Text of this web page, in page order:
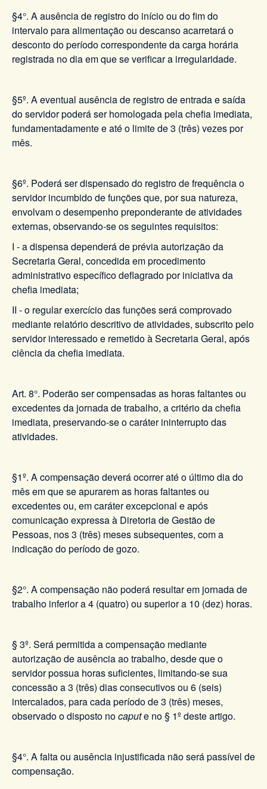
§4°. A ausência de registro do início ou do fim do
intervalo para alimentação ou descanso acarretará o
desconto do período correspondente da carga horária
registrada no dia em que se verificar a irregularidade.
§5º. A eventual ausência de registro de entrada e saída
do servidor poderá ser homologada pela chefia imediata,
fundamentadamente e até o limite de 3 (três) vezes por
mês.
§6º. Poderá ser dispensado do registro de frequência o
servidor incumbido de funções que, por sua natureza,
envolvam o desempenho preponderante de atividades
externas, observando-se os seguintes requisitos:
I - a dispensa dependerá de prévia autorização da
Secretaria Geral, concedida em procedimento
administrativo específico deflagrado por iniciativa da
chefia imediata;
II - o regular exercício das funções será comprovado
mediante relatório descritivo de atividades, subscrito pelo
servidor interessado e remetido à Secretaria Geral, após
ciência da chefia imediata.
Art. 8°. Poderão ser compensadas as horas faltantes ou
excedentes da jornada de trabalho, a critério da chefia
imediata, preservando-se o caráter ininterrupto das
atividades.
§1º. A compensação deverá ocorrer até o último dia do
mês em que se apurarem as horas faltantes ou
excedentes ou, em caráter excepcional e após
comunicação expressa à Diretoria de Gestão de
Pessoas, nos 3 (três) meses subsequentes, com a
indicação do período de gozo.
§2°. A compensação não poderá resultar em jornada de
trabalho inferior a 4 (quatro) ou superior a 10 (dez) horas.
§ 3º. Será permitida a compensação mediante
autorização de ausência ao trabalho, desde que o
servidor possua horas suficientes, limitando-se sua
concessão a 3 (três) dias consecutivos ou 6 (seis)
intercalados, para cada período de 3 (três) meses,
observado o disposto nocapute no § 1º deste artigo.
§4°. A falta ou ausência injustificada não será passível de
compensação.